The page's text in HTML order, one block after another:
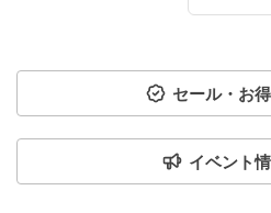
セール・お
イベント